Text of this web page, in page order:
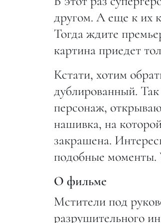
другом. А еще к их
Тогда ждите
картина приедет
Кстати, хотим
дублированный. Так
персонаж,
нашивка, на
закрашена.
подобные моменты.
О фильме
Мстители под
разрушительного